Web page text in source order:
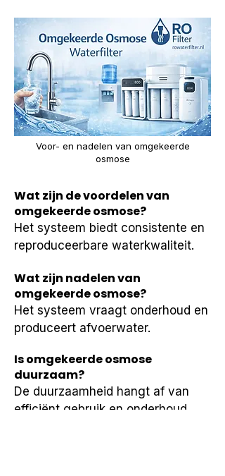
Voor- en nadelen van omgekeerde
osmose
Wat zijn de voordelen van
omgekeerde osmose?
Het systeem biedt consistente en
reproduceerbare waterkwaliteit.
Wat zijn nadelen van
omgekeerde osmose?
Het systeem vraagt onderhoud en
produceert afvoerwater.
Is omgekeerde osmose
duurzaam?
De duurzaamheid hangt af van
efficiënt gebruik en onderhoud.